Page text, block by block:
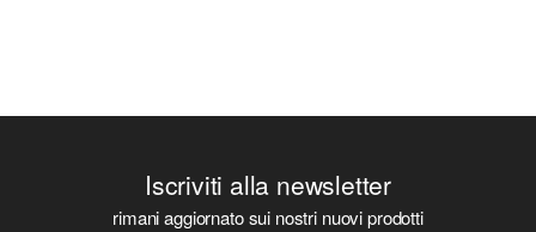
Iscriviti alla newsletter
rimani aggiornato sui nostri nuovi prodotti